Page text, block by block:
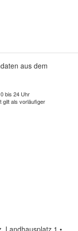
aus dem
bis 24 Uhr
gilt als vorläufiger
Landhausplatz 1 •